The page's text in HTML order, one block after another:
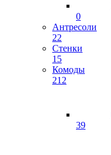
0
Антресоли
22
Стенки
15
Комоды
212
39